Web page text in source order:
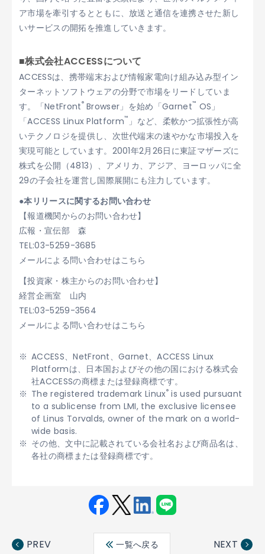
ア市場を牽引するとともに、放送と通信を連携させた新し
いサービスの開拓を推進していきます。
■株式会社ACCESSについて
ACCESSは、携帯端末および情報家電向け組み込み型イン
ターネットソフトウェアの分野で市場をリードしていま
す。「NetFront®Browser」を始め「Garnet™ OS」
「ACCESS Linux Platform™ 」など、柔軟かつ拡張性が高
いテクノロジを提供し、次世代端末の速やかな市場投入を
実現可能としています。2001年2月26日に東証マザーズに
株式を公開（4813）、アメリカ、アジア、ヨーロッパに全
29の子会社を運営し国際展開にも注力しています。
●本リリースに関するお問い合わせ
【報道機関からのお問い合わせ】
広報・宣伝部 森
TEL:03-5259-3685
メールによる問い合わせはこちら
【投資家・株主からのお問い合わせ】
経営企画室 山内
TEL:03-5259-3564
メールによる問い合わせはこちら
ACCESS、NetFront、Garnet、ACCESS Linux
Platformは、日本国およびその他の国における株式会
社ACCESSの商標または登録商標です。
The registered trademark Linux®is used pursuant
to a sublicense from LMI, the exclusive licensee
of Linus Torvalds, owner of the mark on a world-
wide basis.
その他、文中に記載されている会社名および商品名は、
各社の商標または登録商標です。
ebo ter
edin
PREV 一覧へ戻る NEXT